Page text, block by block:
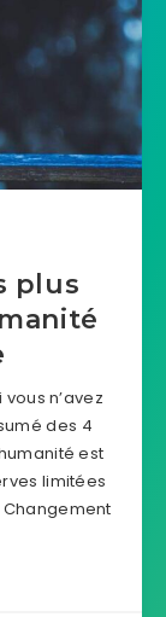
plus
n’avez
des 4
est
limitées